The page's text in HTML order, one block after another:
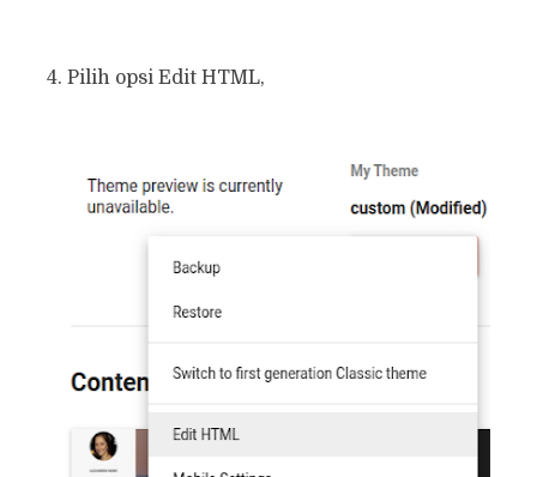
4. Pilih opsi Edit HTML,